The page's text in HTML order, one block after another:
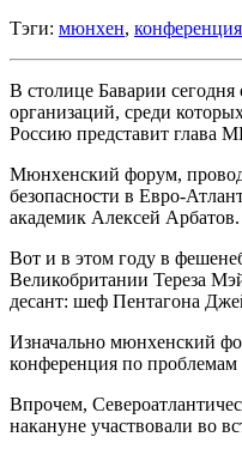
Тэги: мюнхен, конференция
В столице Баварии
организаций, среди
Россию представит глава
Мюнхенский форум,
безопасности в Евро-
академик Алексей Арбатов.
Вот и в этом году в
Великобритании Тереза
десант: шеф Пентагона
Изначально мюнхенский
конференция по
Впрочем,
накануне участвовали во